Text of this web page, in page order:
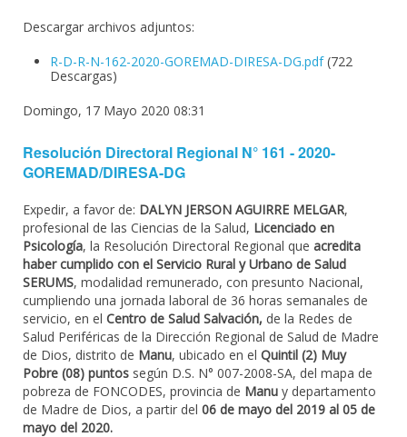
Descargar archivos adjuntos:
R-D-R-N-162-2020-GOREMAD-DIRESA-DG.pdf(722
Descargas)
Domingo, 17 Mayo 2020 08:31
Resolución Directoral Regional N° 161 - 2020-
GOREMAD/DIRESA-DG
Expedir, a favor de: DALYN JERSON AGUIRRE MELGAR,
profesional de las Ciencias de la Salud, Licenciado en
Psicología, la Resolución Directoral Regional que acredita
haber cumplido con el Servicio Rural y Urbano de Salud
SERUMS, modalidad remunerado, con presunto Nacional,
cumpliendo una jornada laboral de 36 horas semanales de
servicio, en el Centro de Salud Salvación, de la Redes de
Salud Periféricas de la Dirección Regional de Salud de Madre
de Dios, distrito de Manu, ubicado en el Quintil (2) Muy
Pobre (08) puntos según D.S. N° 007-2008-SA, del mapa de
pobreza de FONCODES, provincia de Manu y departamento
de Madre de Dios, a partir del 06 de mayo del 2019 al 05 de
mayo del 2020.